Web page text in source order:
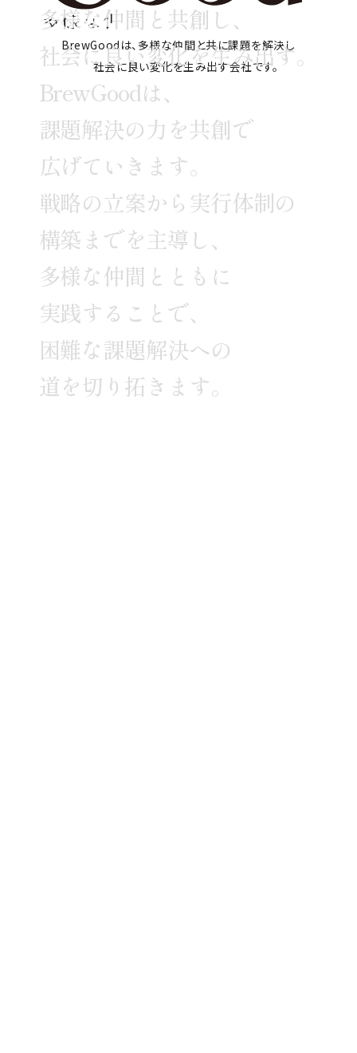
BrewGoodは、多様な仲間と共に課題を解決し
社会に良い変化を生み出す会社です。
多様な仲間 と 共創 し、
社会に良い変化を生み出す。
BrewGoodは、
課題解決の力 を共創で
広げて い き ま す。
戦略の立案か ら 実行体制の
構築 ま でを主導 し、
多様な仲間 と と も に
実践す る こ と で、
困難な課題解決への
道を切 り 拓 き ま す。